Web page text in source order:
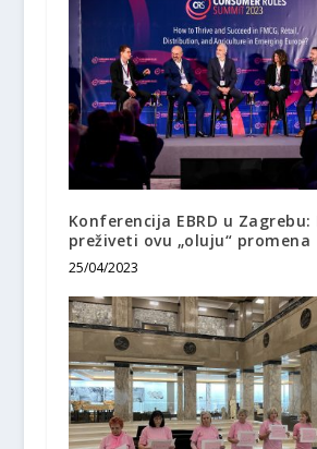
Konferencija EBRD u Zagrebu:
preživeti ovu „oluju“ promena
25/04/2023